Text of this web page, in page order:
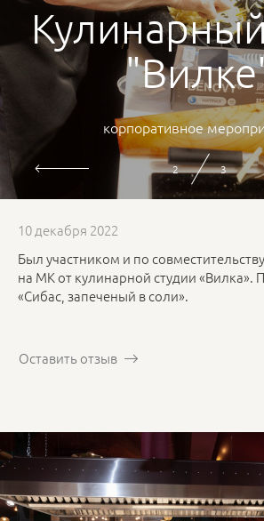
корпоративное
3 3
10 декабря 2022
Был участником и по
на МК от кулинарной студии «Вилка».
«Сибас, запеченый в соли».
Оставить отзыв